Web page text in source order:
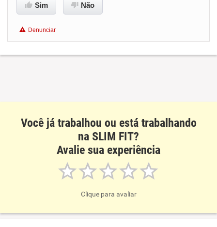
Conciliação com a vida familiar
Sim Não
Denunciar
Você já trabalhou ou está trabalhando
na SLIM FIT?
Avalie sua experiência
Clique para avaliar